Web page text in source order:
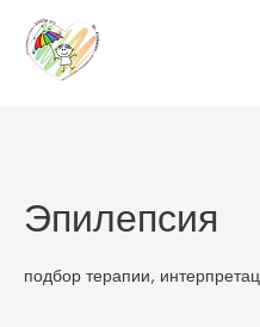
Эпилепсия
подбор терапии,